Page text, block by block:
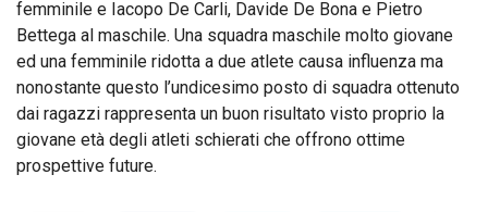
femminile e Iacopo De Carli, Davide De Bona e Pietro
Bettega al maschile. Una squadra maschile molto giovane
ed una femminile ridotta a due atlete causa influenza ma
nonostante questo l’undicesimo posto di squadra ottenuto
dai ragazzi rappresenta un buon risultato visto proprio la
giovane età degli atleti schierati che offrono ottime
prospettive future.